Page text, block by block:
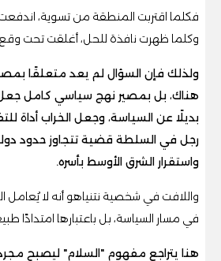
فكلما اقتربت المنطقة من تسوية،
وكلما ظهرت نافذة للحل، أغلقت تحت
ولذلك فإن السؤال لم يعد متعلقًا
هناك، بل بمصير نهج سياسي كامل
بديلًا عن السياسة، وجعل الخراب أداة
رجل في السلطة قضية تتجاوز حدود
واستقرار الشرق الأوسط بأسره.
واللافت في شخصية نتنياهو أنه لا يُعامل
في مسار السياسة، بل باعتبارها امتدادًا
هنا يتراجع مفهوم "السلام" ليصبح مجرد